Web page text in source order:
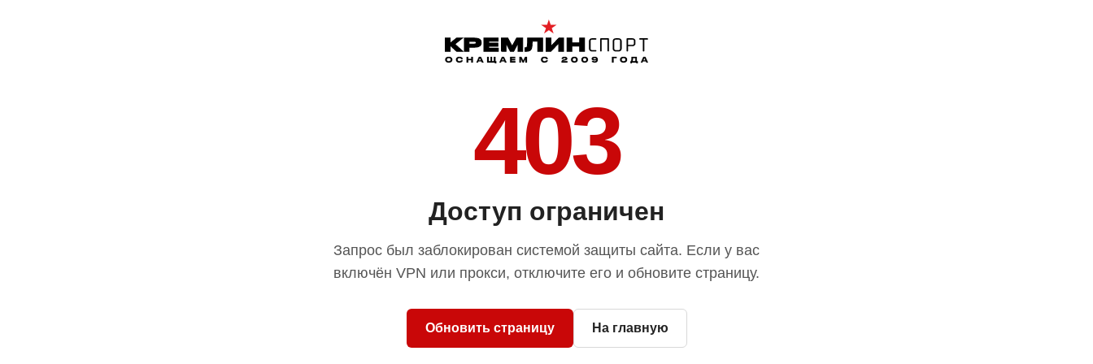
403
Доступ ограничен
Запрос был заблокирован системой защиты сайта. Если у вас
включён VPN или прокси, отключите его и обновите страницу.
Обновить страницу На главную